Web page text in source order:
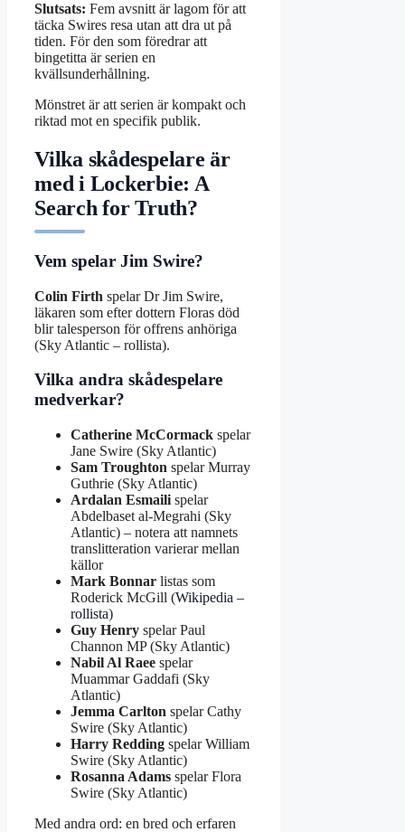
Slutsats: Fem avsnitt är lagom för att
täcka Swires resa utan att dra ut på
tiden. För den som föredrar att
bingetitta är serien en
kvällsunderhållning.
Mönstret är att serien är kompakt och
riktad mot en specifik publik.
Vilka skådespelare är
med i Lockerbie: A
Search for Truth?
Vem spelar Jim Swire?
Colin Firth spelar Dr Jim Swire,
läkaren som efter dottern Floras död
blir talesperson för offrens anhöriga
(Sky Atlantic – rollista).
Vilka andra skådespelare
medverkar?
Catherine McCormack spelar
Jane Swire (Sky Atlantic)
Sam Troughton spelar Murray
Guthrie (Sky Atlantic)
Ardalan Esmaili spelar
Abdelbaset al-Megrahi (Sky
Atlantic) – notera att namnets
translitteration varierar mellan
källor
Mark Bonnar listas som
Roderick McGill (Wikipedia –
rollista)
Guy Henry spelar Paul
Channon MP (Sky Atlantic)
Nabil Al Raee spelar
Muammar Gaddafi (Sky
Atlantic)
Jemma Carlton spelar Cathy
Swire (Sky Atlantic)
Harry Redding spelar William
Swire (Sky Atlantic)
Rosanna Adams spelar Flora
Swire (Sky Atlantic)
Med andra ord: en bred och erfaren